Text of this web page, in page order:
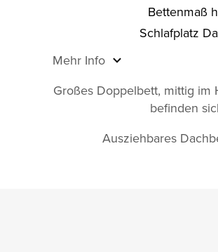
Bettenmaß
Schlafplatz
Mehr Info
Großes Doppelbett, mittig im
befinden
Ausziehbares